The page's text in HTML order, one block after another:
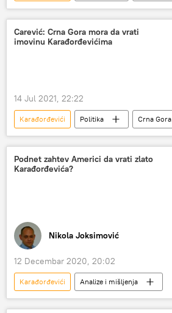
Carević: Crna Gora mora da vrati
imovinu Karađorđevićima
14 Jul 2021, 22:22
Karađorđevići Politika
Crna Gora
Miločer
Marko Bato Carević
Podnet zahtev Americi da vrati zlato
Karađorđevića?
Nikola Joksimović
12 Decembar 2020, 20:02
Karađorđevići
Analize i mišljenja
Komentari i Analitika
zlato